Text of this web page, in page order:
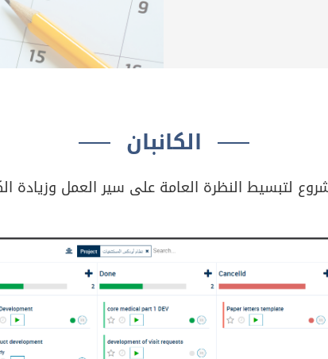
الكانبان
لتبسيط النظرة العامة على سير العمل وزيادة